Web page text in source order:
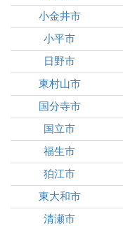
小金井市
小平市
日野市
東村山市
国分寺市
国立市
福生市
狛江市
東大和市
清瀬市